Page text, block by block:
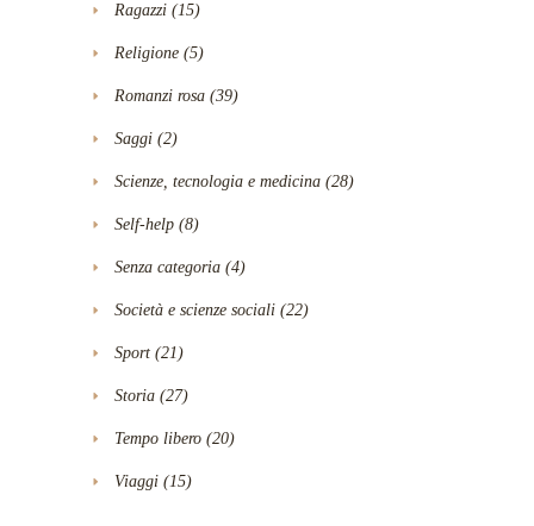
Ragazzi (15)
Religione (5)
Romanzi rosa (39)
Saggi (2)
Scienze, tecnologia e medicina (28)
Self-help (8)
Senza categoria (4)
Società e scienze sociali (22)
Sport (21)
Storia (27)
Tempo libero (20)
Viaggi (15)